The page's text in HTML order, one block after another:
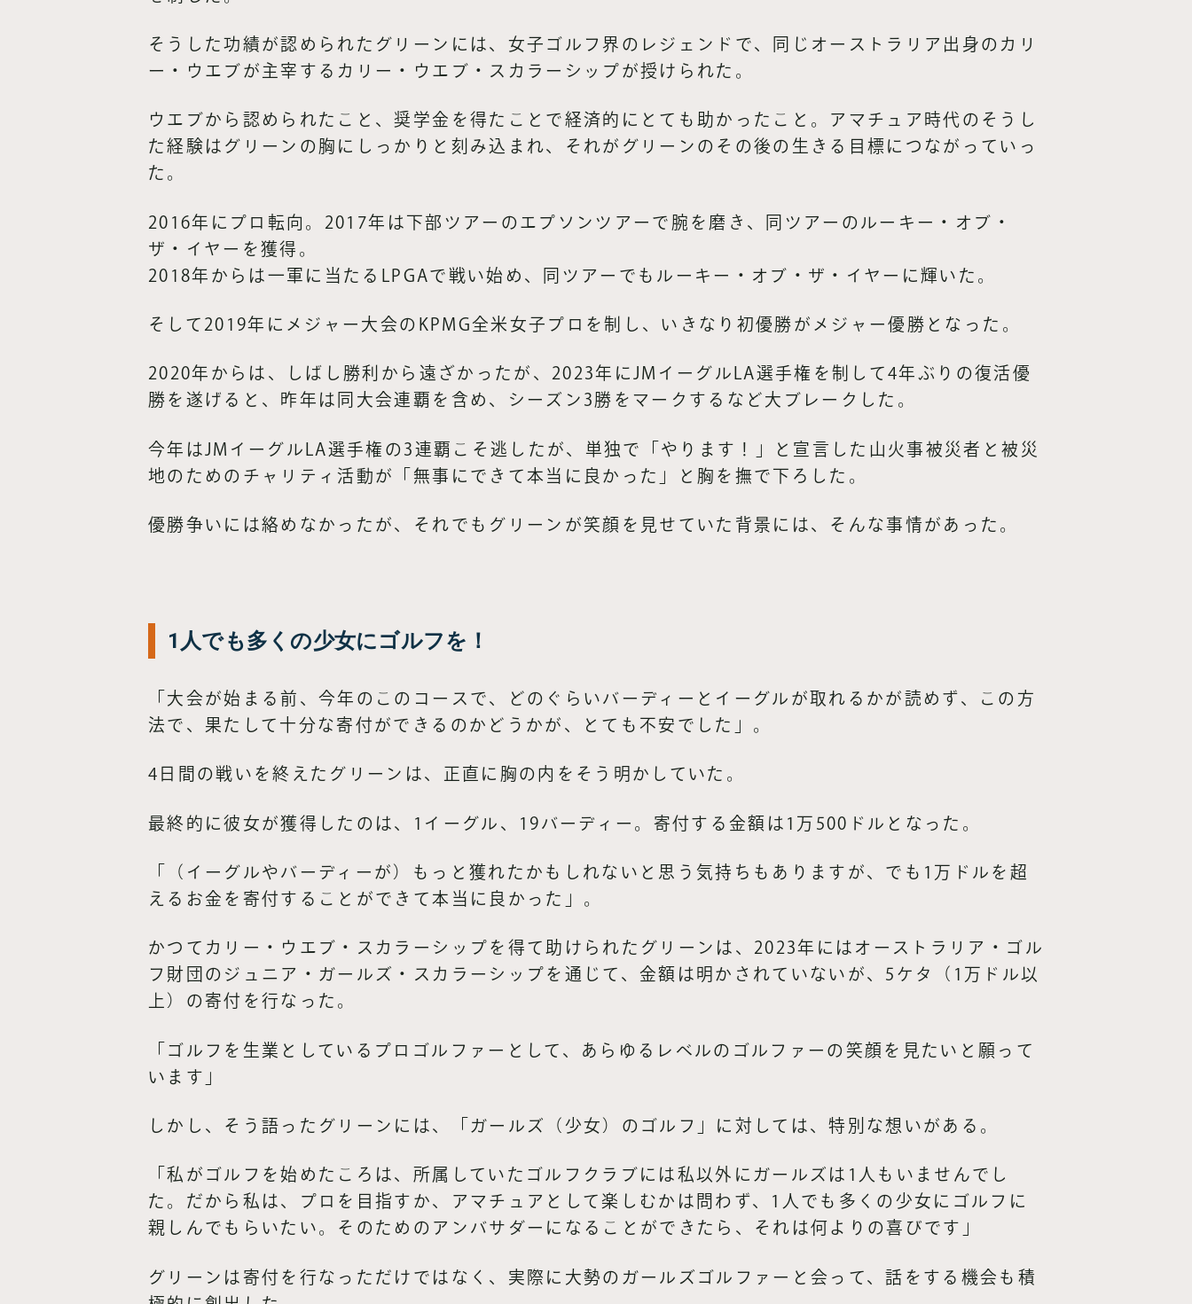
そうした功績が認められたグリーンには、女子ゴルフ界のレジェンドで、同じオーストラリア出身のカリ
ー・ウエブが主宰するカリー・ウエブ・スカラーシップが授けられた。
ウエブから認められたこと、奨学金を得たことで経済的にとても助かったこと。アマチュア時代のそうし
た経験はグリーンの胸にしっかりと刻み込まれ、それがグリーンのその後の生きる目標につながっていっ
た。
2016年にプロ転向。2017年は下部ツアーのエプソンツアーで腕を磨き、同ツアーのルーキー・オブ・
ザ・イヤーを獲得。
2018年からは一軍に当たるLPGAで戦い始め、同ツアーでもルーキー・オブ・ザ・イヤーに輝いた。
そして2019年にメジャー大会のKPMG全米女子プロを制し、いきなり初優勝がメジャー優勝となった。
2020年からは、しばし勝利から遠ざかったが、2023年にJMイーグルLA選手権を制して4年ぶりの復活優
勝を遂げると、昨年は同大会連覇を含め、シーズン3勝をマークするなど大ブレークした。
今年はJMイーグルLA選手権の3連覇こそ逃したが、単独で「やります！」と宣言した山火事被災者と被災
地のためのチャリティ活動が「無事にできて本当に良かった」と胸を撫で下ろした。
優勝争いには絡めなかったが、それでもグリーンが笑顔を見せていた背景には、そんな事情があった。
1人でも多くの少女にゴルフを！
「大会が始まる前、今年のこのコースで、どのぐらいバーディーとイーグルが取れるかが読めず、この方
法で、果たして十分な寄付ができるのかどうかが、とても不安でした」。
4日間の戦いを終えたグリーンは、正直に胸の内をそう明かしていた。
最終的に彼女が獲得したのは、1イーグル、19バーディー。寄付する金額は1万500ドルとなった。
「（イーグルやバーディーが）もっと獲れたかもしれないと思う気持ちもありますが、でも1万ドルを超
えるお金を寄付することができて本当に良かった」。
かつてカリー・ウエブ・スカラーシップを得て助けられたグリーンは、2023年にはオーストラリア・ゴル
フ財団のジュニア・ガールズ・スカラーシップを通じて、金額は明かされていないが、5ケタ（1万ドル以
上）の寄付を行なった。
「ゴルフを生業としているプロゴルファーとして、あらゆるレベルのゴルファーの笑顔を見たいと願って
います」
しかし、そう語ったグリーンには、「ガールズ（少女）のゴルフ」に対しては、特別な想いがある。
「私がゴルフを始めたころは、所属していたゴルフクラブには私以外にガールズは1人もいませんでし
た。だから私は、プロを目指すか、アマチュアとして楽しむかは問わず、1人でも多くの少女にゴルフに
親しんでもらいたい。そのためのアンバサダーになることができたら、それは何よりの喜びです」
グリーンは寄付を行なっただけではなく、実際に大勢のガールズゴルファーと会って、話をする機会も積